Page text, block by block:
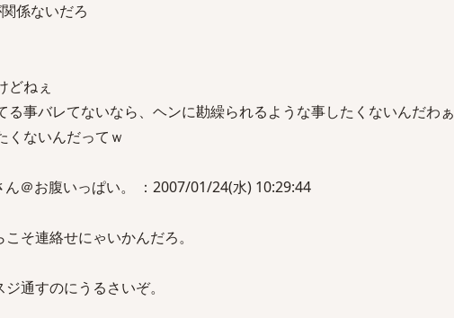
係ないだろ
どねぇ
る事バレてないなら、ヘンに勘繰られるような事したくないんだわぁ
くないんだってｗ
ん＠お腹いっぱい。 ：2007/01/24(水) 10:29:44
そ連絡せにゃいかんだろ。
通すのにうるさいぞ。